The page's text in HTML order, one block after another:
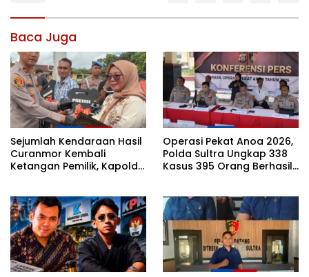
Baca Juga
Sejumlah Kendaraan Hasil
Curanmor Kembali
Ketangan Pemilik, Kapolda
Operasi Pekat Anoa 2026,
Polda Sultra Ungkap 338
Kasus 395 Orang Berhasil